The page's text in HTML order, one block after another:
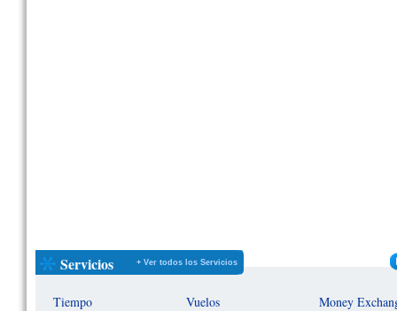
Servicios + Ver todos los Servicios
Tiempo Vuelos Money